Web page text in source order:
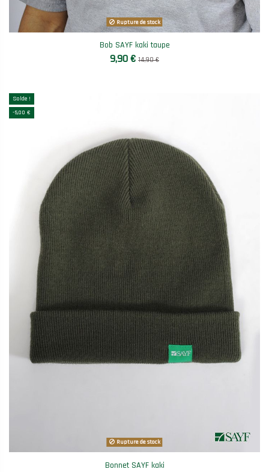
Rupture de stock
Bob SAYF kaki taupe
9,90 € 14,90 €
Solde !
-5,00 €
Rupture de stock
Bonnet SAYF kaki